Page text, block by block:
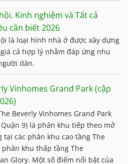
Kinh nghiệm và Tất cả
cần biết 2026
là loại hình nhà ở được xây dựng
cả hợp lý nhằm đáp ứng nhu
dân.
Vinhomes Grand Park (cập
Beverly Vinhomes Grand Park
9) là phân khu tiếp theo mở
các phân khu cao tầng The
phân khu thấp tầng The
Glory. Một số điểm nổi bật của